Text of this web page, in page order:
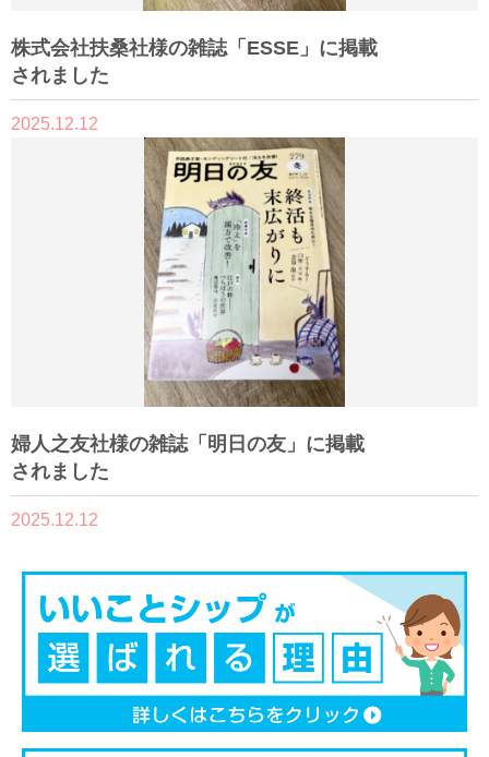
株式会社扶桑社様の雑誌「ESSE」に掲載
されました
2025.12.12
婦人之友社様の雑誌「明日の友」に掲載
されました
2025.12.12